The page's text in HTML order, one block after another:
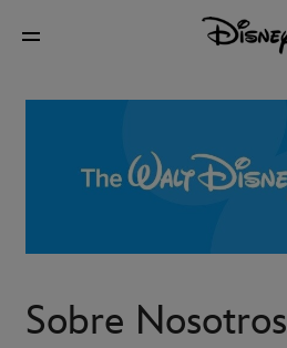
Sobre Nosotros